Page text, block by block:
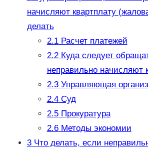
начисляют квартплату
делать
2.1Расчет платежей
2.2Куда следует
неправильно начисляют
2.3Управляющая
2.4Суд
2.5Прокуратура
2.6Методы экономии
3Что делать, если